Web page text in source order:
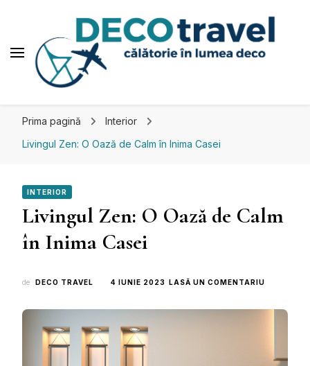
Prima pagină
Interior
Livingul Zen: O Oază de Calm în Inima Casei
INTERIOR
Livingul Zen: O Oază de Calm
în Inima Casei
de DECO TRAVEL 4 IUNIE 2023 LASĂ UN COMENTARIU
CALM